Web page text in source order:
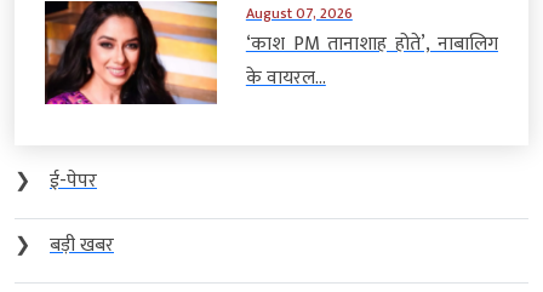
August 07, 2026
‘काश PM तानाशाह होते’, नाबालिग
के वायरल...
❯
ई-पेपर
❯
बड़ी खबर